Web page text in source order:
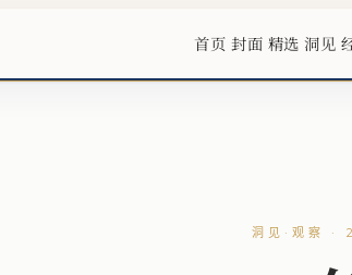
首页 封面 精选 洞见
洞见·观察